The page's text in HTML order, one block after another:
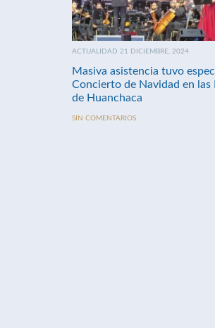
ACTUALIDAD 21 DICIEMBRE, 2024
Masiva asistencia tuvo
Concierto de Navidad en las
de Huanchaca
SIN COMENTARIOS